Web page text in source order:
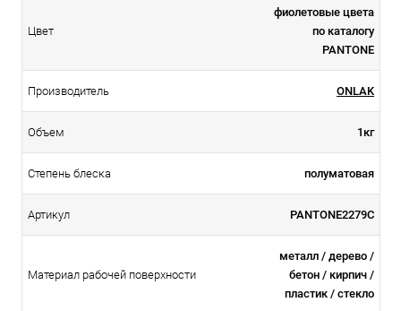
Цвет
фиолетовые цвета
по каталогу
PANTONE
Производитель ONLAK
Объем 1кг
Степень блеска полуматовая
Артикул PANTONE2279C
Материал рабочей поверхности
металл / дерево /
бетон / кирпич /
пластик / стекло